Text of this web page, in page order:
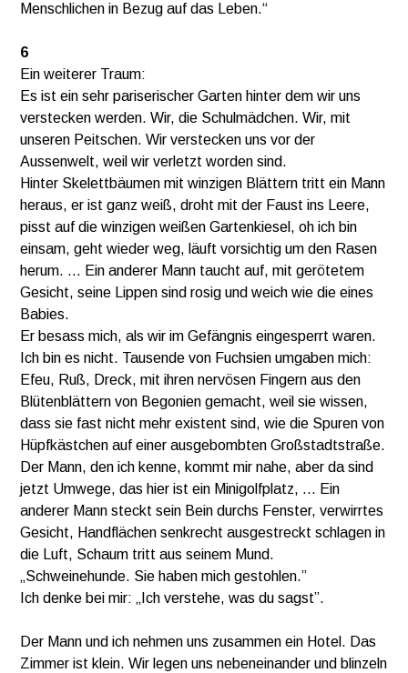
Menschlichen in Bezug auf das Leben.“
6
Ein weiterer Traum:
Es ist ein sehr pariserischer Garten hinter dem wir uns
verstecken werden. Wir, die Schulmädchen. Wir, mit
unseren Peitschen. Wir verstecken uns vor der
Aussenwelt, weil wir verletzt worden sind.
Hinter Skelettbäumen mit winzigen Blättern tritt ein Mann
heraus, er ist ganz weiß, droht mit der Faust ins Leere,
pisst auf die winzigen weißen Gartenkiesel, oh ich bin
einsam, geht wieder weg, läuft vorsichtig um den Rasen
herum. … Ein anderer Mann taucht auf, mit gerötetem
Gesicht, seine Lippen sind rosig und weich wie die eines
Babies.
Er besass mich, als wir im Gefängnis eingesperrt waren.
Ich bin es nicht. Tausende von Fuchsien umgaben mich:
Efeu, Ruß, Dreck, mit ihren nervösen Fingern aus den
Blütenblättern von Begonien gemacht, weil sie wissen,
dass sie fast nicht mehr existent sind, wie die Spuren von
Hüpfkästchen auf einer ausgebombten Großstadtstraße.
Der Mann, den ich kenne, kommt mir nahe, aber da sind
jetzt Umwege, das hier ist ein Minigolfplatz, … Ein
anderer Mann steckt sein Bein durchs Fenster, verwirrtes
Gesicht, Handflächen senkrecht ausgestreckt schlagen in
die Luft, Schaum tritt aus seinem Mund.
„Schweinehunde. Sie haben mich gestohlen.”
Ich denke bei mir: „Ich verstehe, was du sagst”.
Der Mann und ich nehmen uns zusammen ein Hotel. Das
Zimmer ist klein. Wir legen uns nebeneinander und blinzeln